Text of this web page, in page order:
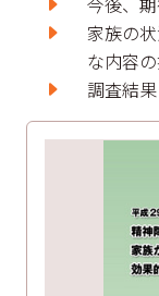
家族の
な内容
調査結